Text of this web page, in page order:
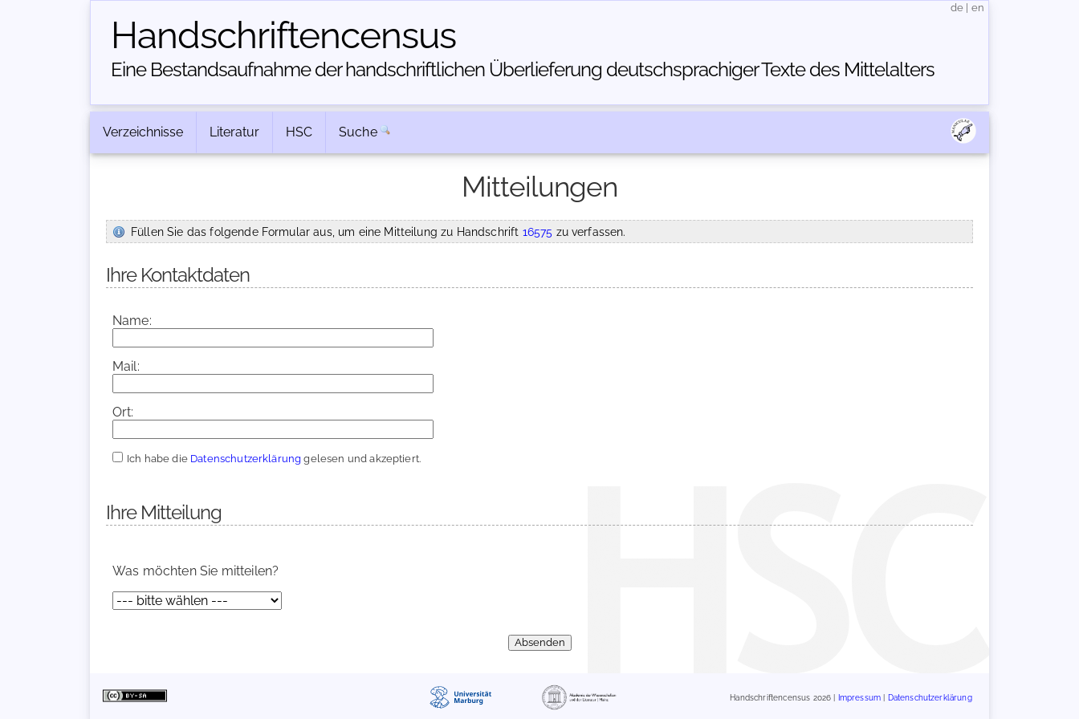
Handschriften­census
Eine Bestandsaufnahme der handschriftlichen Über­lieferung deutschsprachiger Texte des Mittelalters
de en
Verzeichnisse Literatur HSC Suche
Mitteilungen
Füllen Sie das folgende Formular aus, um eine Mitteilung zu Handschrift 16575 zu verfassen.
Ihre Kontaktdaten
Name:
Mail:
Ort:
Ich habe die Datenschutzerklärung gelesen und akzeptiert.
Ihre Mitteilung
Was möchten Sie mitteilen?
Handschriftencensus 2026 | Impressum Datenschutzerklärung